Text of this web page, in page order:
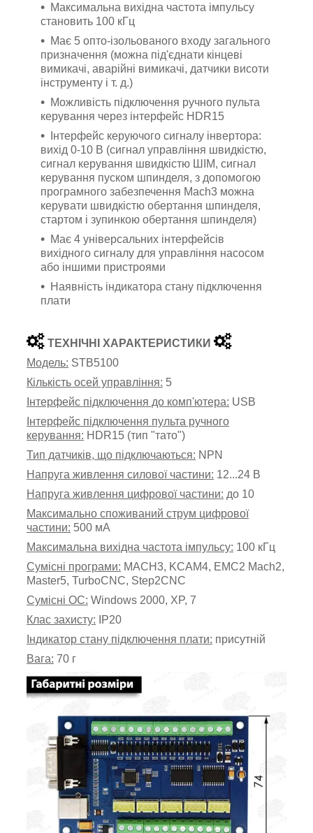
Максимальна вихідна частота імпульсу
становить 100 кГц
Має 5 опто-ізольованого входу загального
призначення (можна під'єднати кінцеві
вимикачі, аварійні вимикачі, датчики висоти
інструменту і т. д.)
Можливість підключення ручного пульта
керування через інтерфейс HDR15
Інтерфейс керуючого сигналу інвертора:
вихід 0-10 В (сигнал управління швидкістю,
сигнал керування швидкістю ШІМ, сигнал
керування пуском шпинделя, з допомогою
програмного забезпечення Mach3 можна
керувати швидкістю обертання шпинделя,
стартом і зупинкою обертання шпинделя)
Має 4 універсальних інтерфейсів
вихідного сигналу для управління насосом
або іншими пристроями
Наявність індикатора стану підключення
плати
ТЕХНІЧНІ ХАРАКТЕРИСТИКИ
Модель: STB5100
Кількість осей управління: 5
Інтерфейс підключення до комп'ютера: USB
Інтерфейс підключення пульта ручного
керування: HDR15 (тип "тато")
Тип датчиків, що підключаються: NPN
Напруга живлення силової частини: 12...24 В
Напруга живлення цифрової частини: до 10
Максимально споживаний струм цифрової
частини: 500 мА
Максимальна вихідна частота імпульсу: 100 кГц
Сумісні програми: MACH3, KCAM4, EMC2 Mach2,
Master5, TurboCNC, Step2CNC
Сумісні ОС: Windows 2000, XP, 7
Клас захисту: IP20
Індикатор стану підключення плати: присутній
Вага: 70 г